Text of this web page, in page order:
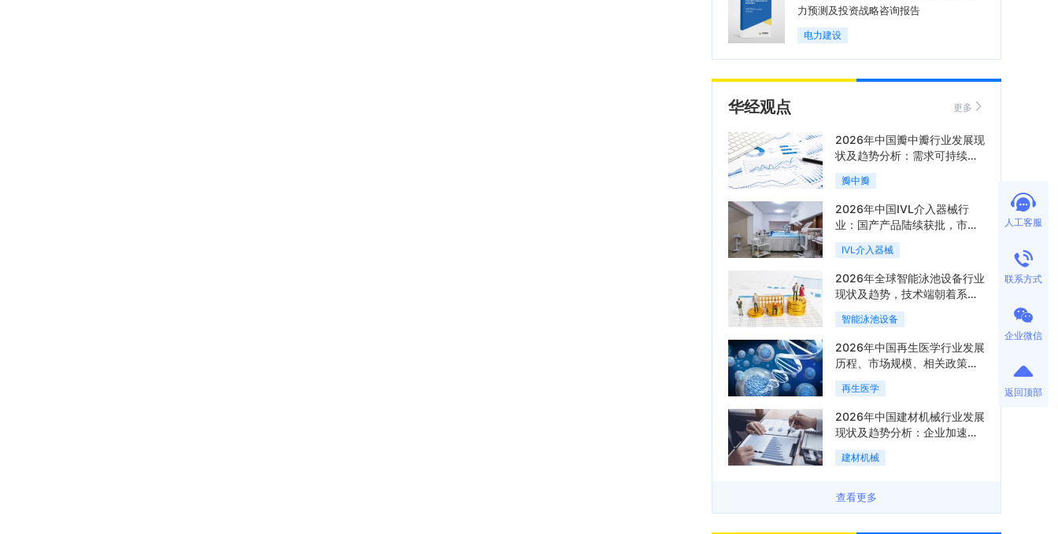
力预测及投资战略咨询报告
电力建设
华经观点 更多
2026年中国瓣中瓣行业发展现
状及趋势分析：需求可持续释
放，市场发展前景良好「图」
瓣中瓣
2026年中国IVL介入器械行
业：国产产品陆续获批，市场
将进入持续高增长阶段「图」
IVL介入器械
2026年全球智能泳池设备行业
现状及趋势，技术端朝着系统
集成、绿色节能方向迭代
「图」
智能泳池设备
2026年中国再生医学行业发展
历程、市场规模、相关政策、
产业链、竞争格局及发展潜力
分析「图」
再生医学
2026年中国建材机械行业发展
现状及趋势分析：企业加速向
“装备+系统+服务”综合服务商
转型「图」
建材机械
查看更多
人工客服
联系方式
企业微信
返回顶部